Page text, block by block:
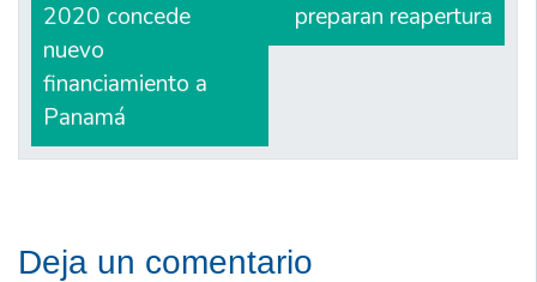
2020 concede
nuevo
financiamiento a
Panamá
preparan reapertura
Deja un comentario